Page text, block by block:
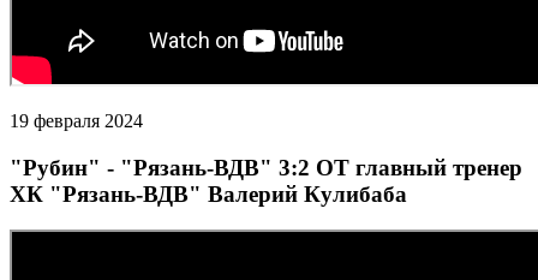
19 февраля 2024
"Рубин" - "Рязань-ВДВ" 3:2 ОТ главный тренер
ХК "Рязань-ВДВ" Валерий Кулибаба